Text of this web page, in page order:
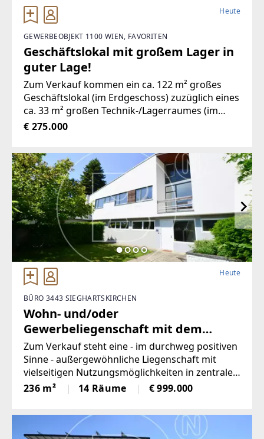
Heute
GEWERBEOBJEKT 1100 WIEN, FAVORITEN
Geschäftslokal mit großem Lager in
guter Lage!
Zum Verkauf kommen ein ca. 122 m² großes
Geschäftslokal (im Erdgeschoss) zuzüglich eines
ca. 33 m² großen Technik-/Lagerraumes (im
Kellergeschoss) in mittlerer Frequenzlage
€ 275.000
Heute
BÜRO 3443 SIEGHARTSKIRCHEN
Wohn- und/oder
Gewerbeliegenschaft mit dem
"gewissen Etwas"!
Zum Verkauf steht eine - im durchweg positiven
Sinne - außergewöhnliche Liegenschaft mit
vielseitigen Nutzungsmöglichkeiten in zentraler
Lage von Sieghartskirchen.Die Marktgemeinde
mit ca. 7.800 Einwohnern bietet
236 m² 14 Räume € 999.000